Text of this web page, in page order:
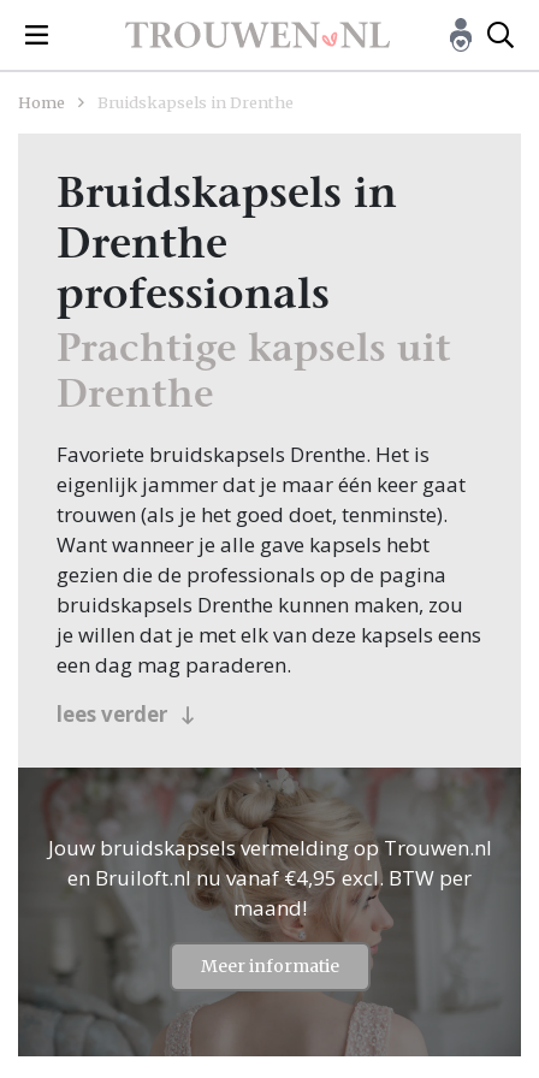
Home Bruidskapsels in Drenthe
Jouw bruidskapsels vermelding op Trouwen.nl
en Bruiloft.nl nu vanaf €4,95 excl. BTW per
maand!
Meer informatie
Bruidskapsels in
Drenthe
professionals
Prachtige kapsels uit
Drenthe
Favoriete bruidskapsels Drenthe. Het is
eigenlijk jammer dat je maar één keer gaat
trouwen (als je het goed doet, tenminste).
Want wanneer je alle gave kapsels hebt
gezien die de professionals op de pagina
bruidskapsels Drenthe kunnen maken, zou
je willen dat je met elk van deze kapsels eens
een dag mag paraderen.
Natuurlijk heb je daar geen bruiloft voor
Bijzonder
Een bruiloft is een bijzondere dag en zo’n
dag vraagt bijzondere voorzieningen,
spullen en natuurlijk een bijzondere bruid.
Heel veel dingen kun je van tevoren regelen
en aankleden, zoals de locatie, de auto, de
tafelaankleding, ga zo maar door. Maar de
bruid zelf wordt één dag van tevoren en op
de dag zelf volledig aangekleed en opgedoft
lees verder